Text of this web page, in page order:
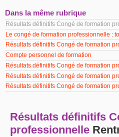
Dans la même rubrique
Résultats définitifs Congé de formation
Le congé de formation professionnelle :
Résultats définitifs Congé de formation
Compte personnel de formation
Résultats définitifs Congé de formation
Résultats définitifs Congé de formation
Résultats définitifs Congé de formation
Résultats définitifs
professionnelle